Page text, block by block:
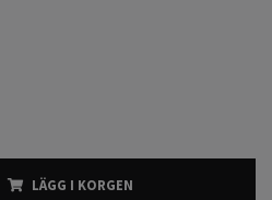
LÄGG I KORGEN